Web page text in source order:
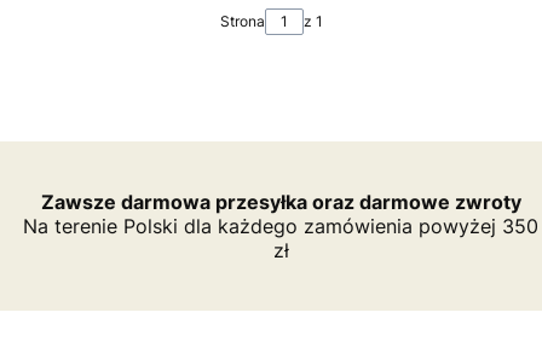
Strona z 1
Zawsze darmowa przesyłka oraz darmowe zwroty
Na terenie Polski dla każdego zamówienia powyżej 350
zł